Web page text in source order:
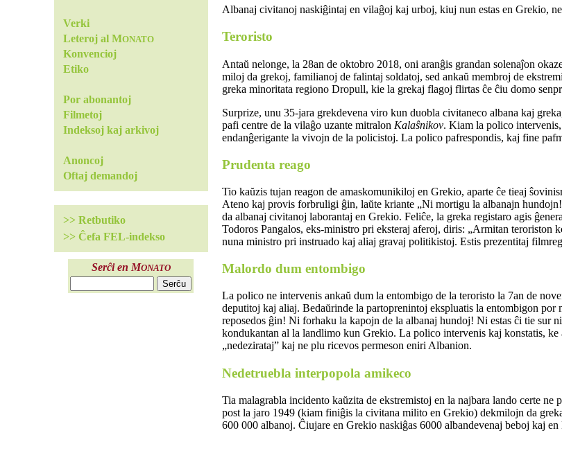
Verki
Leteroj al MONATO
Konvencioj
Etiko
Por abonantoj
Filmetoj
Indeksoj kaj arkivoj
Anoncoj
Oftaj demandoj
>> Retbutiko
>> Ĉefa FEL-indekso
Serĉi en MONATO
Albanaj civitanoj naskiĝintaj en vilaĝoj kaj urboj, kiuj nun estas en Grekio,
Teroristo
Antaŭ nelonge, la 28an de oktobro 2018, oni aranĝis grandan solenaĵon
miloj da grekoj, familianoj de falintaj soldatoj, sed ankaŭ membroj de
greka minoritata regiono Dropull, kie la grekaj flagoj flirtas ĉe ĉiu domo
Surprize, unu 35-jara grekdevena viro kun duobla civitaneco albana kaj
pafi centre de la vilaĝo uzante mitralon Kalaŝnikov. Kiam la polico
endanĝerigante la vivojn de la policistoj. La polico pafrespondis, kaj fine
Prudenta reago
Tio kaŭzis tujan reagon de amaskomunikiloj en Grekio, aparte ĉe tieaj
Ateno kaj provis forbruligi ĝin, laŭte kriante „Ni mortigu la albanajn
da albanaj civitanoj laborantaj en Grekio. Feliĉe, la greka registaro agis
Todoros Pangalos, eks-ministro pri eksteraj aferoj, diris: „Armitan teroriston
nuna ministro pri instruado kaj aliaj gravaj politikistoj. Estis prezentitaj
Malordo dum entombigo
La polico ne intervenis ankaŭ dum la entombigo de la teroristo la 7an de
deputitoj kaj aliaj. Bedaŭrinde la partoprenintoj ekspluatis la entombigon
reposedos ĝin! Ni forhaku la kapojn de la albanaj hundoj! Ni estas ĉi tie sur
kondukantan al la landlimo kun Grekio. La polico intervenis kaj konstatis,
„nedezirataj” kaj ne plu ricevos permeson eniri Albanion.
Nedetruebla interpopola amikeco
Tia malagrabla incidento kaŭzita de ekstremistoj en la najbara lando certe
post la jaro 1949 (kiam finiĝis la civitana milito en Grekio) dekmilojn da
600 000 albanoj. Ĉiujare en Grekio naskiĝas 6000 albandevenaj beboj kaj